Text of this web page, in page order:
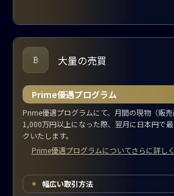
大量の売買
Prime優遇プログラム
Prime優遇プログラムにて、月間の現物（販
1,000万円以上になった際、翌月に日本円で
クいたします。
Prime優遇プログラムについてさらに詳しく
幅広い取引方法